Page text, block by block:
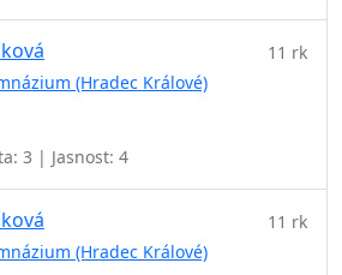
(Hradec Králové)
11 rk
3 | Jasnost: 4
(Hradec Králové)
11 rk